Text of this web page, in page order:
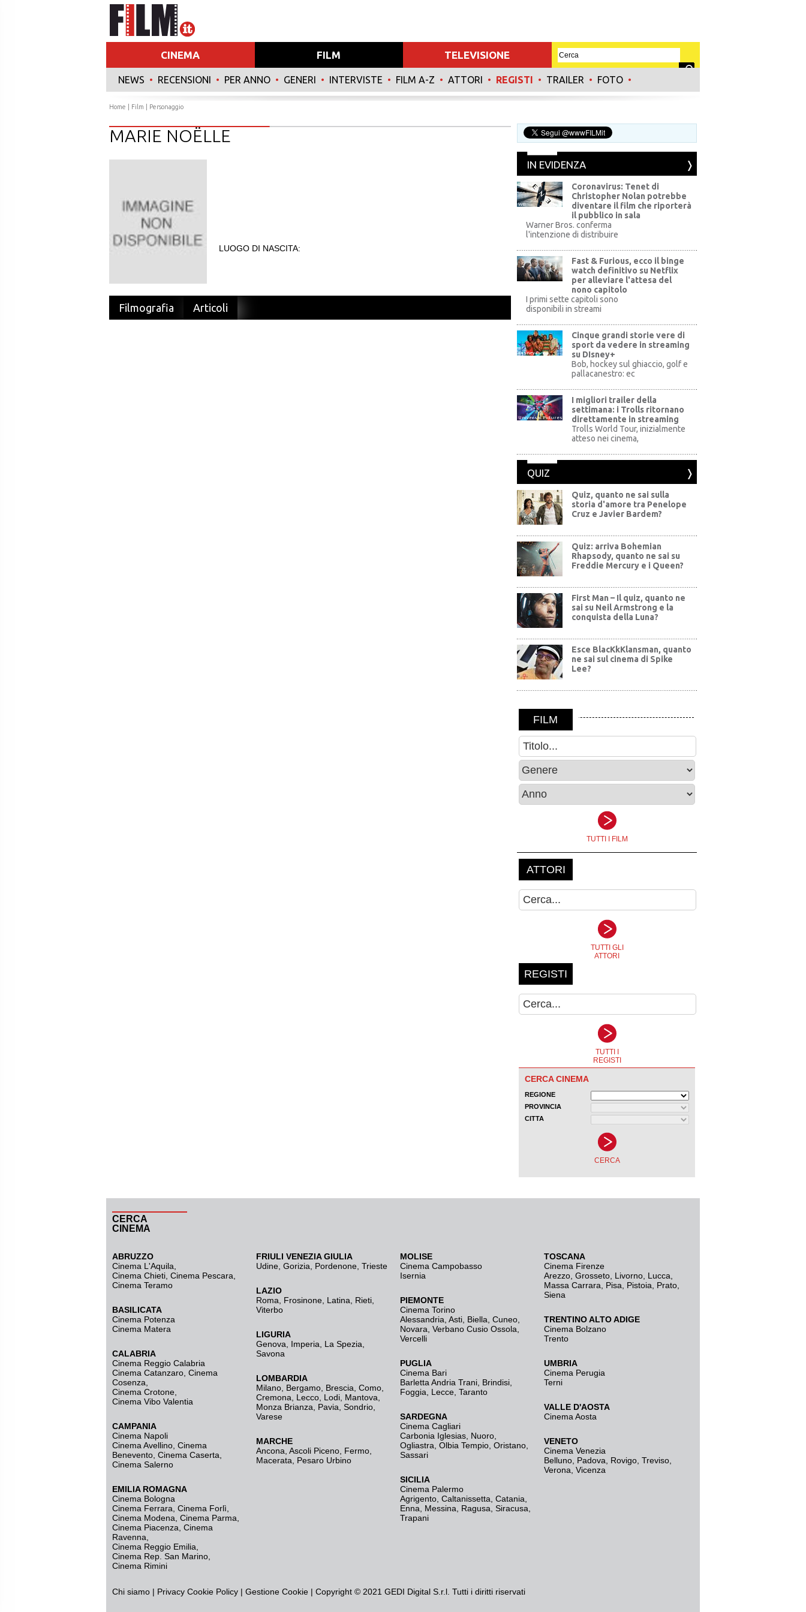
CINEMA FILM TELEVISIONE
NEWS • RECENSIONI • PER ANNO • GENERI • INTERVISTE • FILM A-Z • ATTORI • REGISTI • TRAILER • FOTO •
Home Film | Personaggio
MARIE NOËLLE
LUOGO DI NASCITA:
Filmografia Articoli
IN EVIDENZA
WB
Coronavirus: Tenet di
Christopher Nolan potrebbe
diventare il film che riporterà
il pubblico in sala
Warner Bros. conferma
l'intenzione di distribuire
Fast & Furious, ecco il binge
watch definitivo su Netflix
per alleviare l'attesa del
nono capitolo
I primi sette capitoli sono
disponibili in streami
Disney+
Cinque grandi storie vere di
sport da vedere in streaming
su DIsney+
Bob, hockey sul ghiaccio, golf e
pallacanestro: ec
Universal Pictures
I migliori trailer della
settimana: i Trolls ritornano
direttamente in streaming
Trolls World Tour, inizialmente
atteso nei cinema,
QUIZ
Quiz, quanto ne sai sulla
storia d'amore tra Penelope
Cruz e Javier Bardem?
Quiz: arriva Bohemian
Rhapsody, quanto ne sai su
Freddie Mercury e i Queen?
First Man – Il quiz, quanto ne
sai su Neil Armstrong e la
conquista della Luna?
Esce BlacKkKlansman, quanto
ne sai sul cinema di Spike
Lee?
CERCA
CINEMA
ABRUZZO
Cinema L'Aquila
Cinema Chieti, Cinema Pescara,
Cinema Teramo
BASILICATA
Cinema Potenza
Cinema Matera
CALABRIA
Cinema Reggio Calabria
Cinema Catanzaro Cinema
Cosenza
Cinema Crotone
Cinema Vibo Valentia
CAMPANIA
Cinema Napoli
Cinema Avellino Cinema
Benevento Cinema Caserta
Cinema Salerno
EMILIA ROMAGNA
Cinema Bologna
Cinema Ferrara Cinema Forlì
Cinema Modena Cinema Parma
Cinema Piacenza Cinema
Ravenna
Cinema Reggio Emilia
Cinema Rep. San Marino
Cinema Rimini
FRIULI VENEZIA GIULIA
Udine Gorizia Pordenone Trieste
LAZIO
Roma
Frosinone Latina Rieti
Viterbo
LIGURIA
Genova
Imperia La Spezia
Savona
LOMBARDIA
Milano Bergamo Brescia, Como
Cremona
Lecco Lodi Mantova
Monza Brianza
Pavia Sondrio
Varese
MARCHE
Ancona Ascoli Piceno Fermo
Macerata
Pesaro Urbino
MOLISE
Cinema Campobasso
Isernia
PIEMONTE
Cinema Torino
Alessandria Asti Biella Cuneo
Novara Verbano Cusio Ossola
Vercelli
PUGLIA
Cinema Bari
Barletta Andria Trani Brindisi
Foggia
Lecce Taranto
SARDEGNA
Cinema Cagliari
Carbonia Iglesias Nuoro
Ogliastra Olbia Tempio Oristano
Sassari
SICILIA
Cinema Palermo
Agrigento Caltanissetta Catania
Enna
Messina Ragusa Siracusa
Trapani
TOSCANA
Cinema Firenze
Arezzo Grosseto Livorno Lucca
Massa Carrara
Pisa Pistoia Prato
Siena
TRENTINO ALTO ADIGE
Cinema Bolzano
Trento
UMBRIA
Cinema Perugia
Terni
VALLE D'AOSTA
Cinema Aosta
VENETO
Cinema Venezia
Belluno Padova Rovigo Treviso
Verona Vicenza
Chi siamo | Privacy Cookie Policy | Gestione Cookie | Copyright © 2021 GEDI Digital S.r.l. Tutti i diritti riservati